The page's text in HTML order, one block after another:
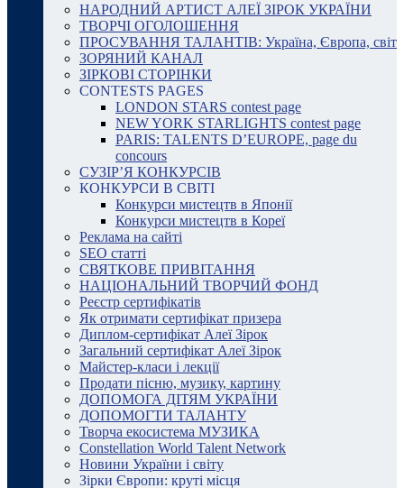
НАРОДНИЙ АРТИСТ АЛЕЇ ЗІРОК УКРАЇНИ
ТВОРЧІ ОГОЛОШЕННЯ
ПРОСУВАННЯ ТАЛАНТІВ: Україна, Європа, світ
ЗОРЯНИЙ КАНАЛ
ЗІРКОВІ СТОРІНКИ
CONTESTS PAGES
LONDON STARS contest page
NEW YORK STARLIGHTS contest page
PARIS: TALENTS D’EUROPE, page du
concours
СУЗІР’Я КОНКУРСІВ
КОНКУРСИ В СВІТІ
Конкурси мистецтв в Японії
Конкурси мистецтв в Кореї
Реклама на сайті
SEO статті
СВЯТКОВЕ ПРИВІТАННЯ
НАЦІОНАЛЬНИЙ ТВОРЧИЙ ФОНД
Реєстр сертифікатів
Як отримати сертифікат призера
Диплом-сертифікат Алеї Зірок
Загальний сертифікат Алеї Зірок
Майстер-класи і лекції
Продати пісню, музику, картину
ДОПОМОГА ДІТЯМ УКРАЇНИ
ДОПОМОГТИ ТАЛАНТУ
Творча екосистема МУЗИКА
Constellation World Talent Network
Новини України і світу
Зірки Європи: круті місця